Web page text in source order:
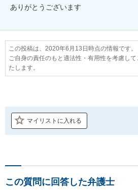
ありがとうございます
この投稿は、2020年6月13日時点の情報です。
ご自身の責任のもと適法性・有用性を考慮し
たします。
マイリストに入れる
この質問に回答した弁護士